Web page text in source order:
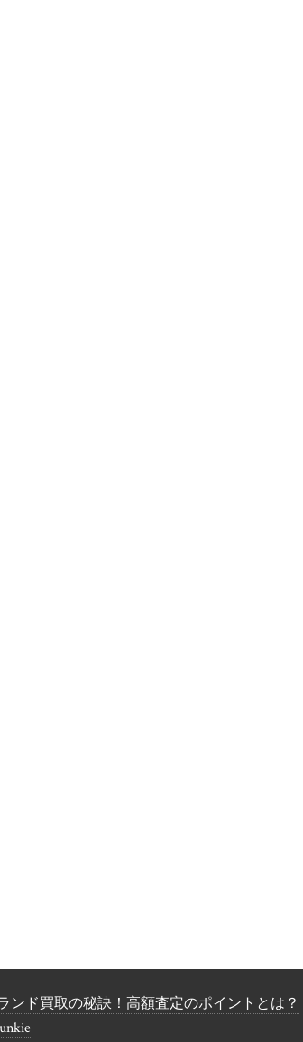
ンド買取の秘訣！高額査定のポイントとは？